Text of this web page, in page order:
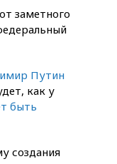
Минпромторг:
«Кванта» не
Семь грузовых
с рельсов в
заметного
Путин
как у
быть
создания